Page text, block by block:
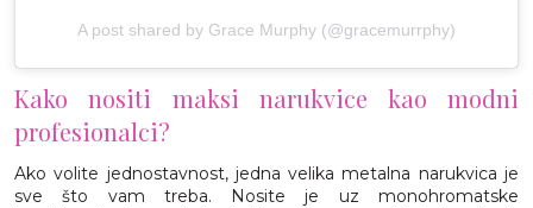
A post shared by Grace Murphy (@gracemurrphy)
Kako nositi maksi narukvice kao modni
profesionalci?
Ako volite jednostavnost, jedna velika metalna narukvica je
sve što vam treba. Nosite je uz monohromatske